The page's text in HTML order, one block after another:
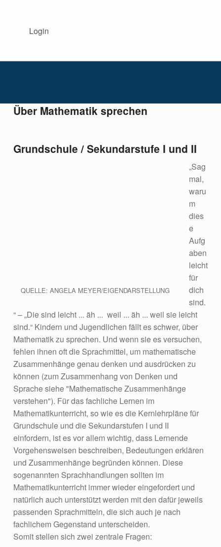
Login
Über Mathematik sprechen
Grundschule / Sekundarstufe I und II
QUELLE: ANGELA MEYER/EIGENDARSTELLUNG
„Sag
mal,
waru
m
dies
e
Aufg
aben
leicht
für
dich
sind.
“ – „Die sind leicht ... äh ... weil ... äh ... weil sie leicht
sind.“ Kindern und Jugendlichen fällt es schwer, über
Mathematik zu sprechen. Und wenn sie es versuchen,
fehlen ihnen oft die Sprachmittel, um mathematische
Zusammenhänge genau denken und ausdrücken zu
können (zum Zusammenhang von Denken und
Sprache siehe "Mathematische Zusammenhänge
verstehen"). Für das fachliche Lernen im
Mathematikunterricht, so wie es die Kernlehrpläne für
Grundschule und die Sekundarstufen I und II
einfordern, ist es vor allem wichtig, dass Lernende
Vorgehensweisen beschreiben, Bedeutungen erklären
und Zusammenhänge begründen können. Diese
sogenannten Sprachhandlungen sollten im
Mathematikunterricht immer wieder eingefordert und
natürlich auch unterstützt werden mit den dafür jeweils
passenden Sprachmitteln, die sich auch je nach
fachlichem Gegenstand unterscheiden.
Somit stellen sich zwei zentrale Fragen: